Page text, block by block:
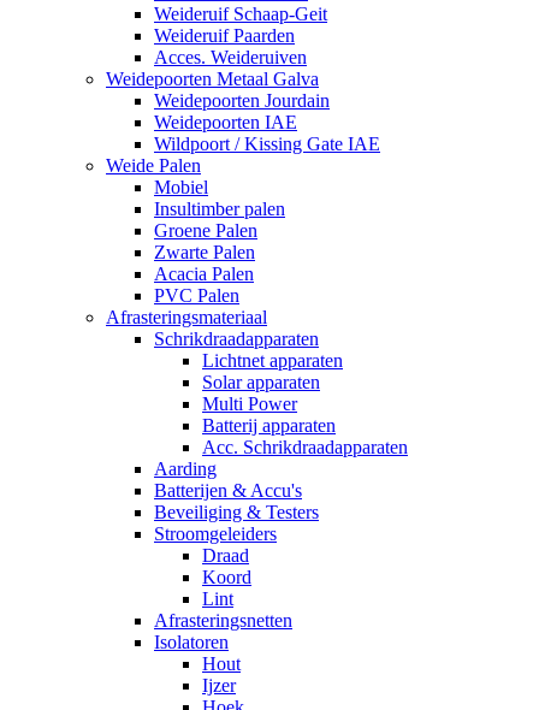
Weideruif Schaap-Geit
Weideruif Paarden
Acces. Weideruiven
Weidepoorten Metaal Galva
Weidepoorten Jourdain
Weidepoorten IAE
Wildpoort / Kissing Gate IAE
Weide Palen
Mobiel
Insultimber palen
Groene Palen
Zwarte Palen
Acacia Palen
PVC Palen
Afrasteringsmateriaal
Schrikdraadapparaten
Lichtnet apparaten
Solar apparaten
Multi Power
Batterij apparaten
Acc. Schrikdraadapparaten
Aarding
Batterijen & Accu's
Beveiliging & Testers
Stroomgeleiders
Draad
Koord
Lint
Afrasteringsnetten
Isolatoren
Hout
Ijzer